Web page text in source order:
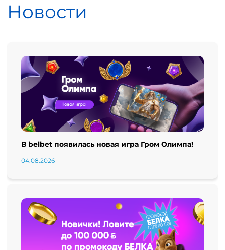
Новости
В belbet появилась новая игра Гром Олимпа!
04.08.2026